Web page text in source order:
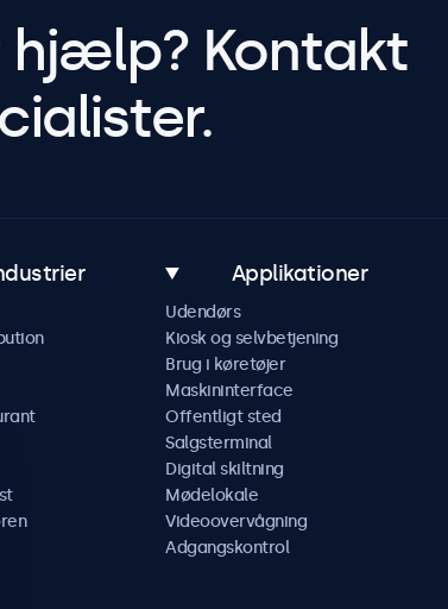
hjælp? Kontakt
Applikationer
Udendørs
Kiosk og selvbetjening
Brug i køretøjer
Maskininterface
Offentligt sted
Salgsterminal
Digital skiltning
Mødelokale
Videoovervågning
Adgangskontrol